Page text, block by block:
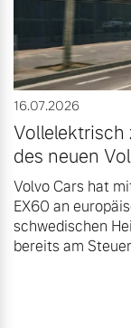
16.07.2026
Vollelektrisch
des neuen
Volvo Cars hat
EX60 an
schwedischen
bereits am